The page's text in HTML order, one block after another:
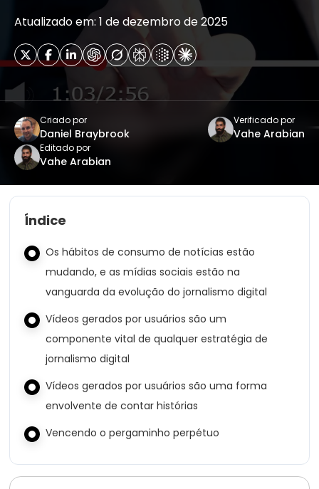
Atualizado em: 1 de dezembro de 2025
Criado por
Daniel Braybrook
Verificado por
Vahe Arabian
Editado por
Vahe Arabian
Índice
Os hábitos de consumo de notícias estão
mudando, e as mídias sociais estão na
vanguarda da evolução do jornalismo digital
Vídeos gerados por usuários são um
componente vital de qualquer estratégia de
jornalismo digital
Vídeos gerados por usuários são uma forma
envolvente de contar histórias
Vencendo o pergaminho perpétuo